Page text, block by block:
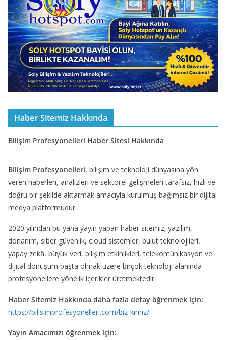
Haber Sitemiz Hakkında
Bilişim Profesyonelleri Haber Sitesi Hakkında
Bilişim Profesyonelleri, bilişim ve teknoloji dünyasına yön
veren haberleri, analizleri ve sektörel gelişmeleri tarafsız, hızlı ve
doğru bir şekilde aktarmak amacıyla kurulmuş bağımsız bir dijital
medya platformudur.
2020 yılından bu yana yayın yapan haber sitemiz; yazılım,
donanım, siber güvenlik, cloud sistemler, bulut teknolojileri,
yapay zekâ, büyük veri, bilişim etkinlikleri, telekomünikasyon ve
dijital dönüşüm başta olmak üzere birçok teknoloji alanında
profesyonellere yönelik içerikler üretmektedir.
Haber Sitemiz Hakkında daha fazla detay öğrenmek için:
https://bilisimprofesyonelleri.com/biz-kimiz/
Yayın Amacımızı öğrenmek için: